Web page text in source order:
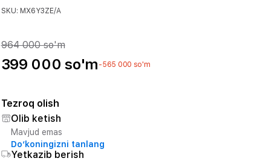
SKU: MX6Y3ZE/A
964 000 so'm
399 000 so'm -565 000 so'm
Tezroq olish
Olib ketish
Mavjud emas
Do‘koningizni tanlang
Yetkazib berish